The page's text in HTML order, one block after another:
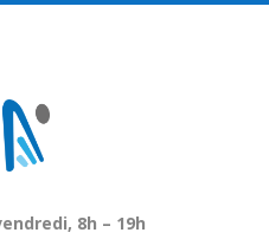
8h – 19h